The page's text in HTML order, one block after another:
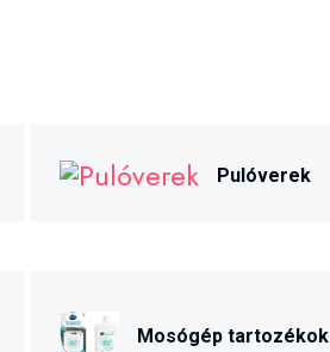
Pulóverek
Mosógép tartozékok